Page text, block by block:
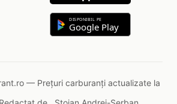
DISPONIBIL PE
Google Play
— Prețuri carburanți actualizate la